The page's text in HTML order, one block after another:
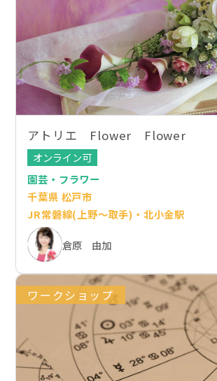
アトリエ Flower Flower
オンライン可
園芸・フラワー
千葉県 松戸市
JR常磐線(上野～取手)・北小金駅
倉原 由加
ワークショップ